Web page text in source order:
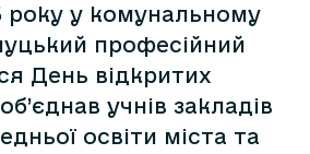
року у комунальному
професійний
День відкритих
учнів закладів
освіти міста та